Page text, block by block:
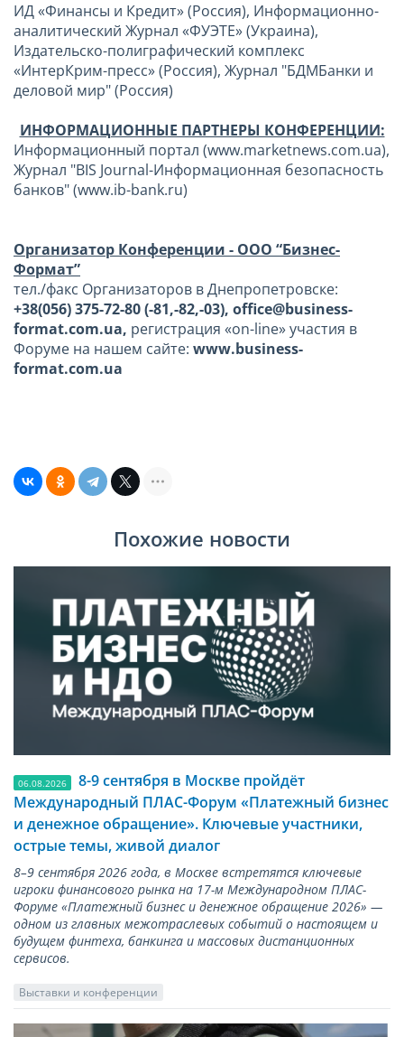
ИД «Финансы и Кредит» (Россия), Информационно-
аналитический Журнал «ФУЭТЕ» (Украина),
Издательско-полиграфический комплекс
«ИнтерКрим-пресс» (Россия), Журнал "БДМБанки и
деловой мир" (Россия)
ИНФОРМАЦИОННЫЕ ПАРТНЕРЫ КОНФЕРЕНЦИИ:
Информационный портал (www.marketnews.com.ua),
Журнал "BIS Journal-Информационная безопасность
банков" (www.ib-bank.ru)
Организатор Конференции - ООО “Бизнес-
Формат”
тел./факс Организаторов в Днепропетровске:
+38(056) 375-72-80 (-81,-82,-03), office@business-
format.com.ua, регистрация «on-line» участия в
Форуме на нашем сайте: www.business-
format.com.ua
Похожие новости
06.08.2026
8-9 сентября в Москве пройдёт
Международный ПЛАС-Форум «Платежный бизнес
и денежное обращение». Ключевые участники,
острые темы, живой диалог
8–9 сентября 2026 года, в Москве встретятся ключевые
игроки финансового рынка на 17-м Международном ПЛАС-
Форуме «Платежный бизнес и денежное обращение 2026» —
одном из главных межотраслевых событий о настоящем и
будущем финтеха, банкинга и массовых дистанционных
сервисов.
Выставки и конференции